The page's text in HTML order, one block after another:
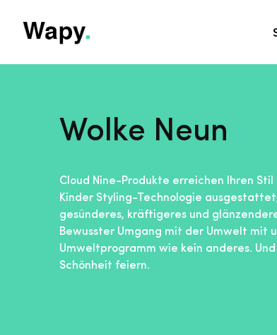
Wolke Neun
Cloud Nine-Produkte erreichen Ihren
Kinder Styling-Technologie
gesünderes, kräftigeres und
Bewusster Umgang mit der Umwelt mit
Umweltprogramm wie kein anderes.
Schönheit feiern.